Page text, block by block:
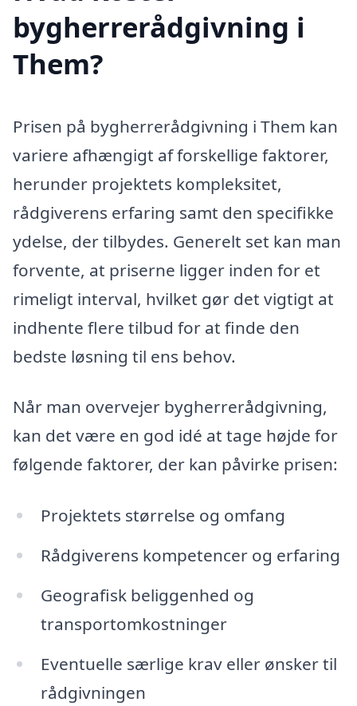
bygherrerådgivning i
Them?
Prisen på bygherrerådgivning i Them kan
variere afhængigt af forskellige faktorer,
herunder projektets kompleksitet,
rådgiverens erfaring samt den specifikke
ydelse, der tilbydes. Generelt set kan man
forvente, at priserne ligger inden for et
rimeligt interval, hvilket gør det vigtigt at
indhente flere tilbud for at finde den
bedste løsning til ens behov.
Når man overvejer bygherrerådgivning,
kan det være en god idé at tage højde for
følgende faktorer, der kan påvirke prisen:
Projektets størrelse og omfang
Rådgiverens kompetencer og erfaring
Geografisk beliggenhed og
transportomkostninger
Eventuelle særlige krav eller ønsker til
rådgivningen